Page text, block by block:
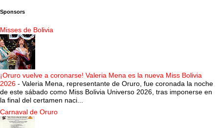
Sponsors
Misses de Bolivia
¡Oruro vuelve a coronarse! Valeria Mena es la nueva Miss Bolivia
2026 - Valeria Mena, representante de Oruro, fue coronada la noche
de este sábado como Miss Bolivia Universo 2026, tras imponerse en
la final del certamen naci...
Carnaval de Oruro